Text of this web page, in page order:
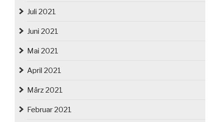
Juli 2021
Juni 2021
Mai 2021
April 2021
März 2021
Februar 2021